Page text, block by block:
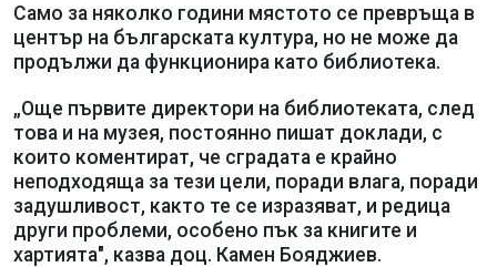
Само за няколко години мястото се превръща в
център на българската култура, но не може да
продължи да функционира като библиотека.
„Още първите директори на библиотеката, след
това и на музея, постоянно пишат доклади, с
които коментират, че сградата е крайно
неподходяща за тези цели, поради влага, поради
задушливост, както те се изразяват, и редица
други проблеми, особено пък за книгите и
хартията", казва доц. Камен Бояджиев.